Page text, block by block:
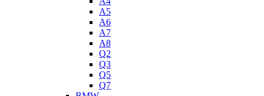
A5
A6
A7
A8
Q2
Q3
Q5
Q7